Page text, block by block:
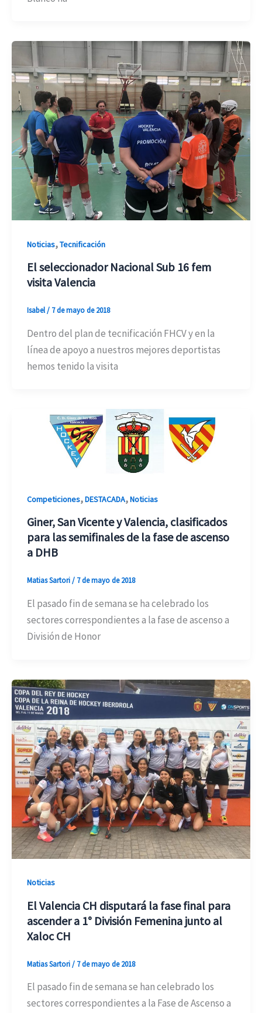
Noticias,Tecnificación
El seleccionador Nacional Sub 16 fem
visita Valencia
Isabel/ 7 de mayo de 2018
Dentro del plan de tecnificación FHCV y en la
línea de apoyo a nuestros mejores deportistas
hemos tenido la visita
Competiciones,DESTACADA,Noticias
Giner, San Vicente y Valencia, clasificados
para las semifinales de la fase de ascenso
a DHB
Matias Sartori/ 7 de mayo de 2018
El pasado fin de semana se ha celebrado los
sectores correspondientes a la fase de ascenso a
División de Honor
Noticias
El Valencia CH disputará la fase final para
ascender a 1° División Femenina junto al
Xaloc CH
Matias Sartori/ 7 de mayo de 2018
El pasado fin de semana se han celebrado los
sectores correspondientes a la Fase de Ascenso a